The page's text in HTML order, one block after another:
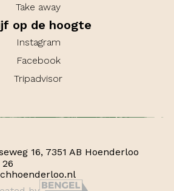
Take away
op de hoogte
Instagram
Facebook
Tripadvisor
16, 7351 AB Hoenderloo